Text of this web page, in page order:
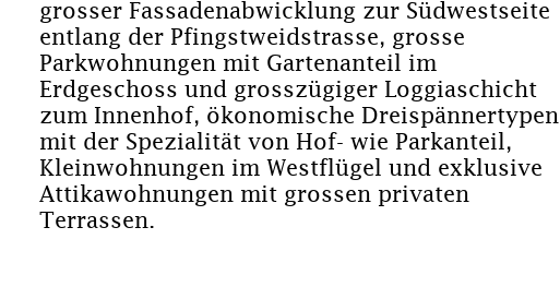
grosser Fassadenabwicklung zur Südwestseite
entlang der Pfingstweidstrasse, grosse
Parkwohnungen mit Gartenanteil im
Erdgeschoss und grosszügiger Loggiaschicht
zum Innenhof, ökonomische Dreispännertypen
mit der Spezialität von Hof- wie Parkanteil,
Kleinwohnungen im Westflügel und exklusive
Attikawohnungen mit grossen privaten
Terrassen.